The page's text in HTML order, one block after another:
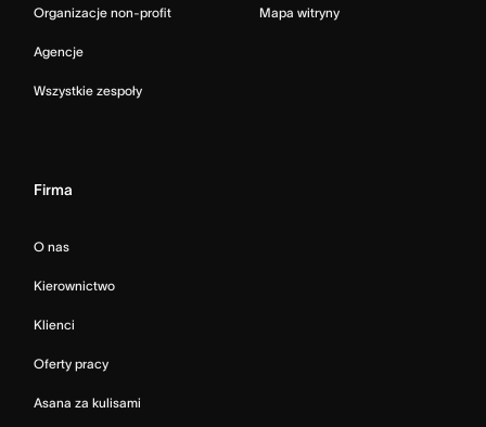
Organizacje non-profit
Agencje
Wszystkie zespoły
Mapa witryny
Firma
O nas
Kierownictwo
Klienci
Oferty pracy
Asana za kulisami